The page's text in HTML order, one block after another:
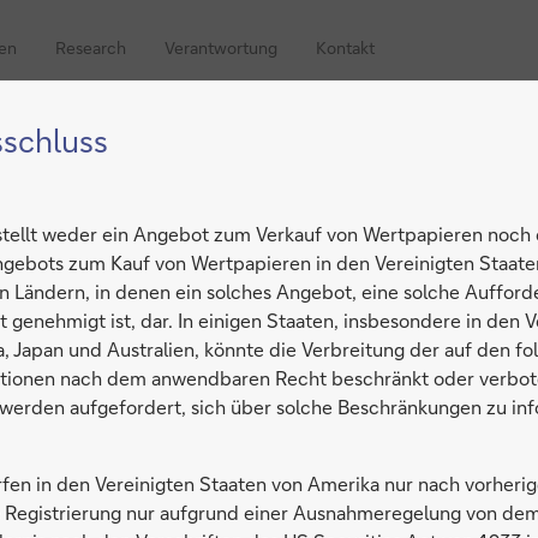
Research Verantwortung Kontakt
Aktie Fremdkapitalgeber Hauptversammlung ESG
2017 angekündigte Kapitalerhöhung erfolgreich
neuer Aktien gegen Bezugsrechte um 687,5 Millionen
weder ein Angebot zum Verkauf von Wertpapieren
zum Kauf von Wertpapieren in den Vereinigten
Ländern, in denen ein solches Angebot, eine solche
genehmigt ist, dar. In einigen Staaten, insbesondere in den
Japan und Australien, könnte die Verbreitung der auf den
nach dem anwendbaren Recht beschränkt oder
aufgefordert, sich über solche Beschränkungen zu
in den Vereinigten Staaten von Amerika nur nach
nur aufgrund einer Ausnahmeregelung von